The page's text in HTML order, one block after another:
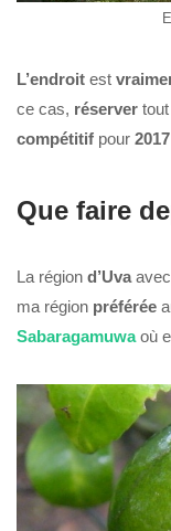
L’endroit est
ce cas, réserver
compétitif pour 2017
Que faire
La région d’Uva
ma région préférée
Sabaragamuwa où